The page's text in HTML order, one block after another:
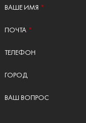
ВАШЕ ИМЯ *
ПОЧТА *
ТЕЛЕФОН
ГОРОД
ВАШ ВОПРОС